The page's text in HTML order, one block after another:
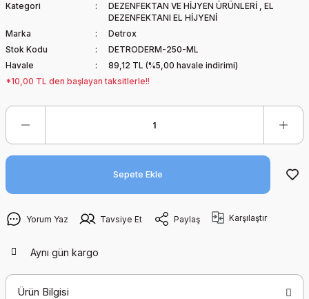
Kategori DEZENFEKTAN VE HİJYEN ÜRÜNLERİ , EL
DEZENFEKTANI EL HİJYENİ
Marka
Detrox
Stok Kodu
DETRODERM-250-ML
Havale
89,12 TL (%5,00 havale indirimi)
*10,00 TL den başlayan taksitlerle!!
Sepete Ekle
Yorum Yaz Tavsiye Et Paylaş Karşılaştır
Aynı gün kargo
Ürün Bilgisi